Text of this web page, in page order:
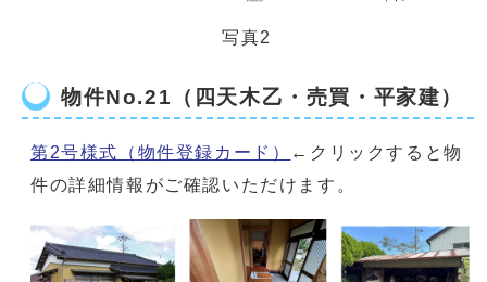
写真2
物件No.21（四天木乙・売買・平家建）
第2号様式（物件登録カード）
←クリックすると物
件の詳細情報がご確認いただけます。